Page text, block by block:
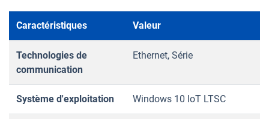
Caractéristiques Valeur
Technologies de
communication
Ethernet, Série
Système d'exploitation Windows 10 IoT LTSC